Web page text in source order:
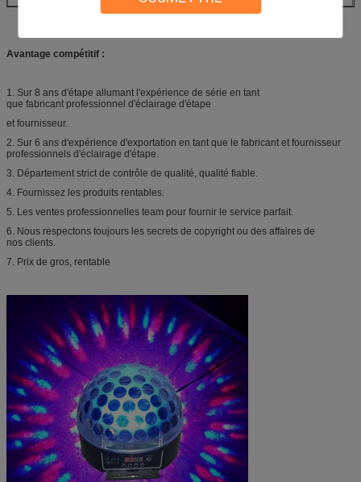
Avantage compétitif :
1. Sur 8 ans d'étape allumant l'expérience de série en tant
que fabricant professionnel d'éclairage d'étape
et fournisseur.
2. Sur 6 ans d'expérience d'exportation en tant que le fabricant et fournisseur
professionnels d'éclairage d'étape.
3. Département strict de contrôle de qualité, qualité fiable.
4. Fournissez les produits rentables.
5. Les ventes professionnelles team pour fournir le service parfait.
6. Nous respectons toujours les secrets de copyright ou des affaires de
nos clients.
7. Prix de gros, rentable